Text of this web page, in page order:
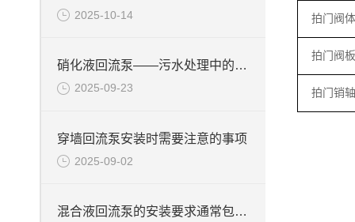
2025-10-14
硝化液回流泵——污水处理中的关键角色
2025-09-23
穿墙回流泵安装时需要注意的事项
2025-09-02
混合液回流泵的安装要求通常包括以下几个方面
拍门阀体
拍门阀板
拍门销轴